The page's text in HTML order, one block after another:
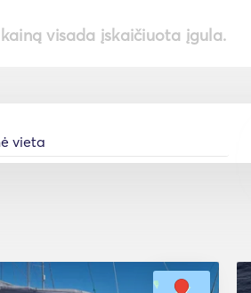
kainą visada įskaičiuota įgula.